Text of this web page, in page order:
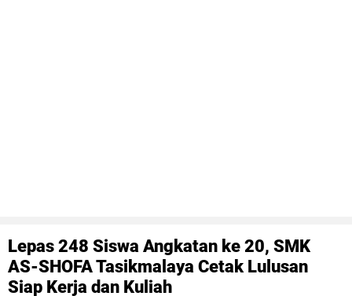
Lepas 248 Siswa Angkatan ke 20, SMK
AS-SHOFA Tasikmalaya Cetak Lulusan
Siap Kerja dan Kuliah